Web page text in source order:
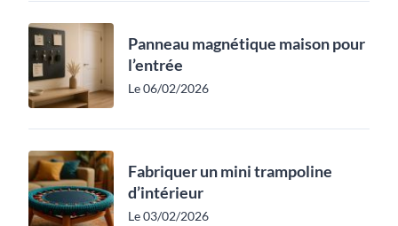
Panneau magnétique maison pour
l’entrée
Le 06/02/2026
Fabriquer un mini trampoline
d’intérieur
Le 03/02/2026